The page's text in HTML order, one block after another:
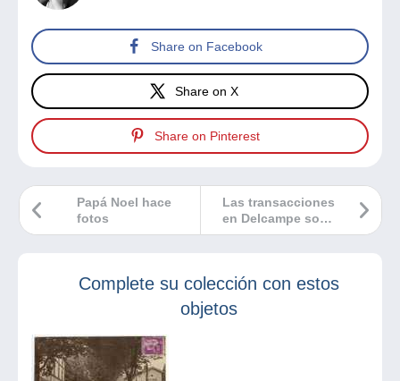
Share on Facebook
Share on X
Share on Pinterest
Las transacciones
en Delcampe son
anónimas
Papá Noel hace
fotos
Complete su colección con estos
objetos